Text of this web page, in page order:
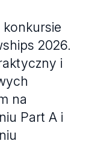
2026.
i
na
Part A i